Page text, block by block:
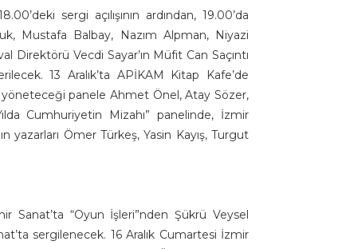
sergi açılışının ardından, 19.00’da
Mustafa Balbay, Nazım Alpman, Niyazi
Direktörü Vecdi Sayar’ın Müfit Can Saçıntı
13 Aralık’ta APİKAM Kitap Kafe’de
yöneteceği panele Ahmet Önel, Atay Sözer,
Cumhuriyetin Mizahı” panelinde, İzmir
yazarları Ömer Türkeş, Yasin Kayış, Turgut
Sanat’ta “Oyun İşleri”nden Şükrü Veysel
sergilenecek. 16 Aralık Cumartesi İzmir